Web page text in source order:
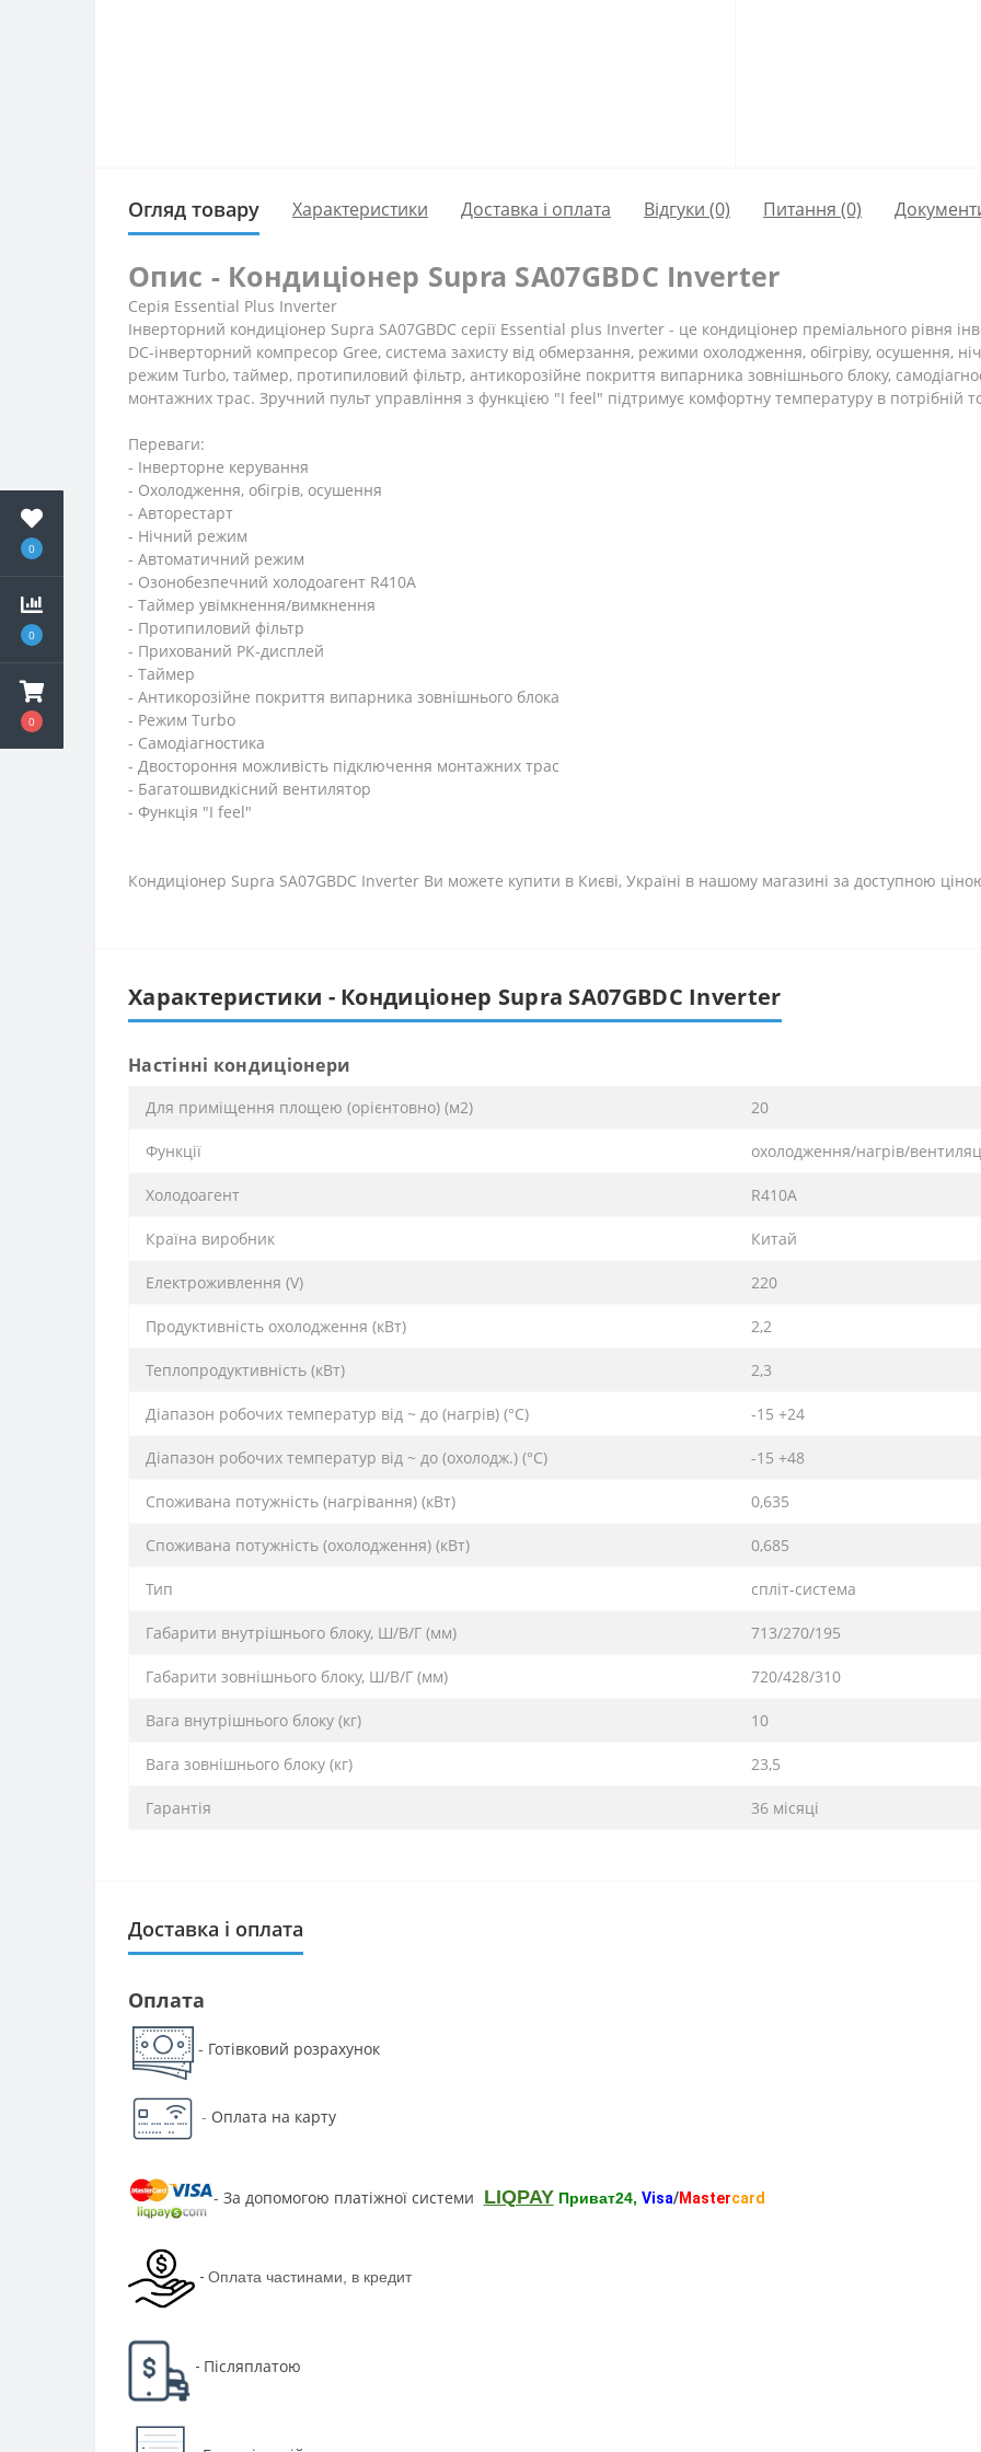
0
0
0
Огляд товару Характеристики Доставка і оплата Відгуки (0) Питання (0)
Опис - Кондиціонер Supra SA07GBDC Inverter
Серія Essential Plus Inverter
Інверторний кондиціонер Supra SA07GBDC серії Essential plus Inverter - це кондиціонер преміального рівня
DC-інверторний компресор Gree, система захисту від обмерзання, режими охолодження, обігріву, осушення,
режим Turbo, таймер, протипиловий фільтр, антикорозійне покриття випарника зовнішнього блоку,
монтажних трас. Зручний пульт управління з функцією "I feel" підтримує комфортну температуру в потрібній
Переваги:
- Інверторне керування
- Охолодження, обігрів, осушення
- Авторестарт
- Нічний режим
- Автоматичний режим
- Озонобезпечний холодоагент R410A
- Таймер увімкнення/вимкнення
- Протипиловий фільтр
- Прихований РК-дисплей
- Таймер
- Антикорозійне покриття випарника зовнішнього блока
- Режим Тurbo
- Самодіагностика
- Двостороння можливість підключення монтажних трас
- Багатошвидкісний вентилятор
- Функція "I feel"
Кондиціонер Supra SA07GBDC Inverter Ви можете купити в Києві, Україні в нашому магазині за доступною
Характеристики - Кондиціонер Supra SA07GBDC Inverter
Настінні кондиціонери
Для приміщення площею (орієнтовно) (м2) 20
Функції охолодження/нагрів/
Xолодоагент R410A
Країна виробник Китай
Електроживлення (V) 220
Продуктивність охолодження (кВт) 2,2
Теплопродуктивність (кВт) 2,3
Діапазон робочих температур від ~ до (нагрів) (°C) -15 +24
Діапазон робочих температур від ~ до (охолодж.) (°C) -15 +48
Споживана потужність (нагрівання) (кВт) 0,635
Споживана потужність (охолодження) (кВт) 0,685
Тип спліт-система
Габарити внутрішнього блоку, Ш/В/Г (мм) 713/270/195
Габарити зовнішнього блоку, Ш/В/Г (мм) 720/428/310
Вага внутрішнього блоку (кг) 10
Вага зовнішнього блоку (кг) 23,5
Гарантія 36 місяці
Доставка і оплата
Оплата
- Готівковий розрахунок
- Оплата на карту
- За допомогою платіжної системи LIQPAY Приват24, Visa/Mastercard
- Оплата частинами, в кредит
- Післяплатою